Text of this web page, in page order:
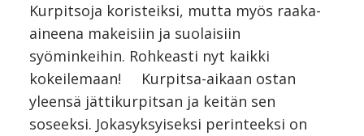
Kurpitsoja koristeiksi, mutta myös raaka-
aineena makeisiin ja suolaisiin
syöminkeihin. Rohkeasti nyt kaikki
kokeilemaan! Kurpitsa-aikaan ostan
yleensä jättikurpitsan ja keitän sen
soseeksi. Jokasyksyiseksi perinteeksi on